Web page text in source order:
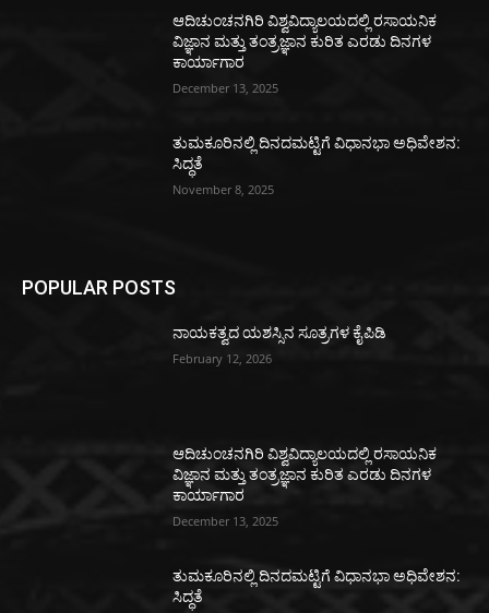
ಆದಿಚುಂಚನಗಿರಿ ವಿಶ್ವವಿದ್ಯಾಲಯದಲ್ಲಿ ರಸಾಯನಿಕ
ವಿಜ್ಞಾನ ಮತ್ತು ತಂತ್ರಜ್ಞಾನ ಕುರಿತ ಎರಡು ದಿನಗಳ
ಕಾರ್ಯಾಗಾರ
December 13, 2025
ತುಮಕೂರಿನಲ್ಲಿ ದಿನದಮಟ್ಟಿಗೆ ವಿಧಾನಭಾ ಅಧಿವೇಶನ:
ಸಿದ್ಧತೆ
November 8, 2025
POPULAR POSTS
ನಾಯಕತ್ವದ ಯಶಸ್ಸಿನ ಸೂತ್ರಗಳ ಕೈಪಿಡಿ
February 12, 2026
ಆದಿಚುಂಚನಗಿರಿ ವಿಶ್ವವಿದ್ಯಾಲಯದಲ್ಲಿ ರಸಾಯನಿಕ
ವಿಜ್ಞಾನ ಮತ್ತು ತಂತ್ರಜ್ಞಾನ ಕುರಿತ ಎರಡು ದಿನಗಳ
ಕಾರ್ಯಾಗಾರ
December 13, 2025
ತುಮಕೂರಿನಲ್ಲಿ ದಿನದಮಟ್ಟಿಗೆ ವಿಧಾನಭಾ ಅಧಿವೇಶನ:
ಸಿದ್ಧತೆ